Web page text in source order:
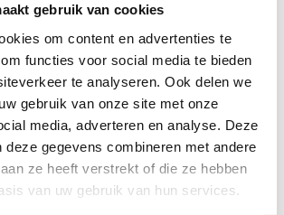
gebruik van cookies
om content en advertenties te
functies voor social media te bieden
te analyseren. Ook delen we
gebruik van onze site met onze
media, adverteren en analyse. Deze
deze gegevens combineren met andere
ze heeft verstrekt of die ze hebben
van uw gebruik van hun services.
met Riverty.
vanaf € 60 in België en Nederland.*
voor tuinliefhebbers
bestelling in Wilnis bij ons op!
over dit product